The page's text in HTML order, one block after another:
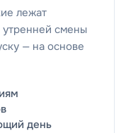
лежат
смены
— на основе
день